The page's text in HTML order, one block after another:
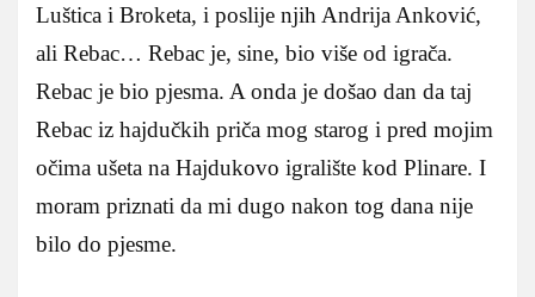
Luštica i Broketa, i poslije njih Andrija Anković,
ali Rebac… Rebac je, sine, bio više od igrača.
Rebac je bio pjesma. A onda je došao dan da taj
Rebac iz hajdučkih priča mog starog i pred mojim
očima ušeta na Hajdukovo igralište kod Plinare. I
moram priznati da mi dugo nakon tog dana nije
bilo do pjesme.